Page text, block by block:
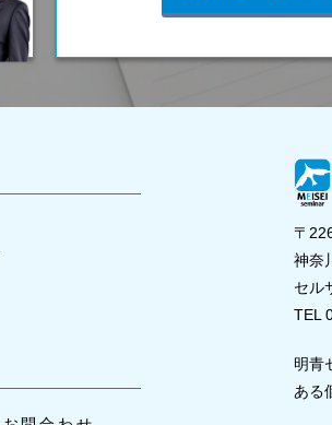
〒
神奈
セル
TEL
明青
ある